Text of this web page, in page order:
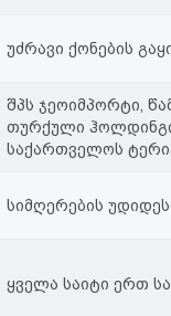
უძრავი ქონების
შპს ჯეოიმპორტი,
თურქული
საქართველოს
სიმღერების
ყველა საიტი ერთ